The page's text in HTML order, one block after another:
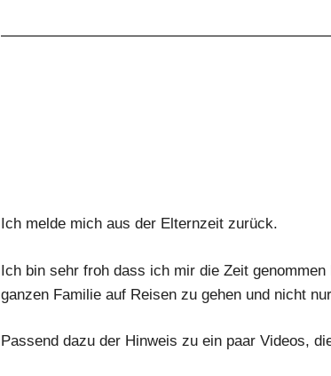
Ich melde mich aus der Elternzeit zurück.
Ich bin sehr froh dass ich mir die Zeit
ganzen Familie auf Reisen zu gehen und nicht
Passend dazu der Hinweis zu ein paar Videos,